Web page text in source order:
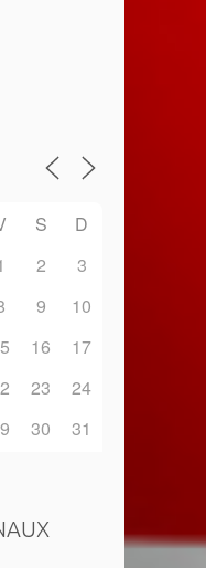
S
D
2
3
9
10
16
17
23
24
30 31